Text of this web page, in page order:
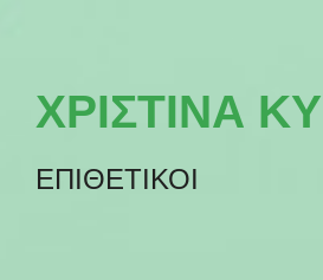
ΧΡΙΣΤIΝΑ
ΕΠΙΘΕΤΙΚΟΙ